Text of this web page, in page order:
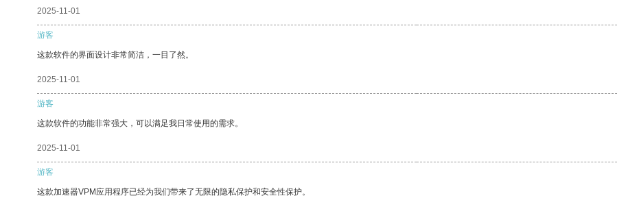
2025-11-01
游客
这款软件的界面设计非常简洁，一目了然。
2025-11-01
游客
这款软件的功能非常强大，可以满足我日常使用的需求。
2025-11-01
游客
这款加速器VPM应用程序已经为我们带来了无限的隐私保护和安全性保护。